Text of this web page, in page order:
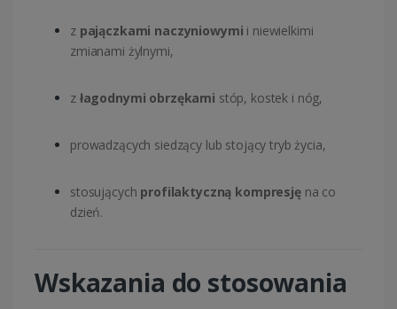
z pajączkami naczyniowymi i niewielkimi
zmianami żylnymi,
z łagodnymi obrzękami stóp, kostek i nóg,
prowadzących siedzący lub stojący tryb życia,
stosujących profilaktyczną kompresjęna co
dzień.
Wskazania do stosowania